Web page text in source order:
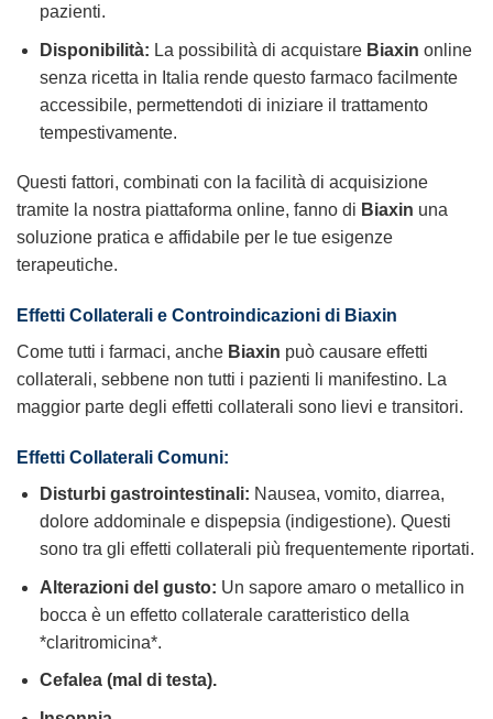
pazienti.
Disponibilità: La possibilità di acquistare Biaxin online
senza ricetta in Italia rende questo farmaco facilmente
accessibile, permettendoti di iniziare il trattamento
tempestivamente.
Questi fattori, combinati con la facilità di acquisizione
tramite la nostra piattaforma online, fanno di Biaxin una
soluzione pratica e affidabile per le tue esigenze
terapeutiche.
Effetti Collaterali e Controindicazioni di Biaxin
Come tutti i farmaci, anche Biaxin può causare effetti
collaterali, sebbene non tutti i pazienti li manifestino. La
maggior parte degli effetti collaterali sono lievi e transitori.
Effetti Collaterali Comuni:
Disturbi gastrointestinali: Nausea, vomito, diarrea,
dolore addominale e dispepsia (indigestione). Questi
sono tra gli effetti collaterali più frequentemente riportati.
Alterazioni del gusto: Un sapore amaro o metallico in
bocca è un effetto collaterale caratteristico della
*claritromicina*.
Cefalea (mal di testa).